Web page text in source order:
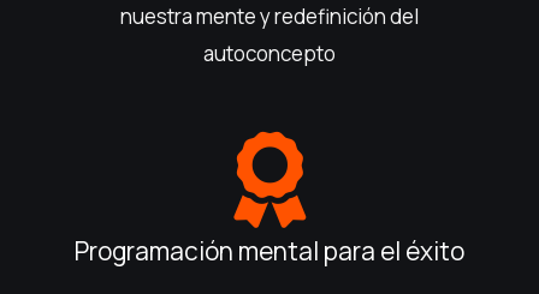
nuestra mente y redefinición del
autoconcepto
Programación mental para el éxito